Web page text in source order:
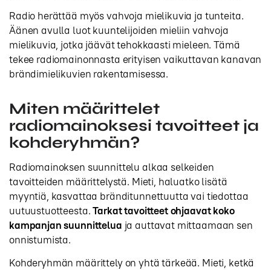
Radio herättää myös vahvoja mielikuvia ja tunteita.
Äänen avulla luot kuuntelijoiden mieliin vahvoja
mielikuvia, jotka jäävät tehokkaasti mieleen. Tämä
tekee radiomainonnasta erityisen vaikuttavan kanavan
brändimielikuvien rakentamisessa.
Miten määrittelet
radiomainoksesi tavoitteet ja
kohderyhmän?
Radiomainoksen suunnittelu alkaa selkeiden
tavoitteiden määrittelystä. Mieti, haluatko lisätä
myyntiä, kasvattaa bränditunnettuutta vai tiedottaa
uutuustuotteesta.Tarkat tavoitteet ohjaavat koko
kampanjan suunnittelua ja auttavat mittaamaan sen
onnistumista.
Kohderyhmän määrittely on yhtä tärkeää. Mieti, ketkä